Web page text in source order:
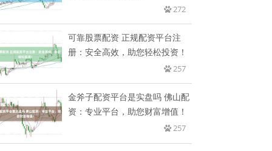
272
可靠股票配资 正规配资平台注
册：安全高效，助您轻松投资！
257
金斧子配资平台是实盘吗 佛山配
资：专业平台，助您财富增值！
257